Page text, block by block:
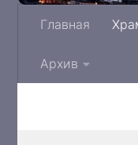
Храм в
Тверской
Главная
Архив